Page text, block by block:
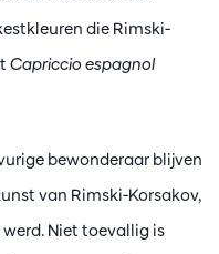
die Rimski-
Capriccio espagnol
bewonderaar blijven
van Rimski-Korsakov,
Niet toevallig is